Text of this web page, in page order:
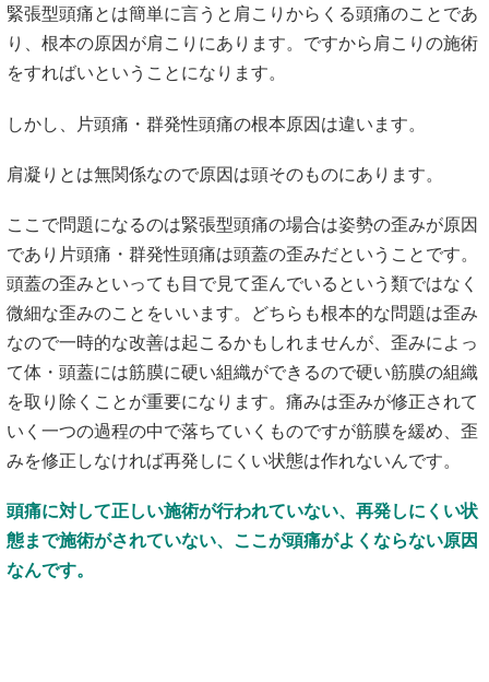
緊張型頭痛とは簡単に言うと肩こりからくる頭痛のことであ
り、根本の原因が肩こりにあります。ですから肩こりの施術
をすればいということになります。
しかし、片頭痛・群発性頭痛の根本原因は違います。
肩凝りとは無関係なので原因は頭そのものにあります。
ここで問題になるのは緊張型頭痛の場合は姿勢の歪みが原因
であり片頭痛・群発性頭痛は頭蓋の歪みだということです。
頭蓋の歪みといっても目で見て歪んでいるという類ではなく
微細な歪みのことをいいます。どちらも根本的な問題は歪み
なので一時的な改善は起こるかもしれませんが、歪みによっ
て体・頭蓋には筋膜に硬い組織ができるので硬い筋膜の組織
を取り除くことが重要になります。痛みは歪みが修正されて
いく一つの過程の中で落ちていくものですが筋膜を緩め、歪
みを修正しなければ再発しにくい状態は作れないんです。
頭痛に対して正しい施術が行われていない、再発しにくい状
態まで施術がされていない、ここが頭痛がよくならない原因
なんです。